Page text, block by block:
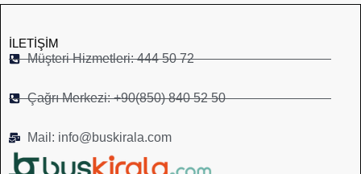
İLETIŞIM
Müşteri Hizmetleri: 444 50 72
Çağrı Merkezi: +90(850) 840 52 50
Mail: info@buskirala.com